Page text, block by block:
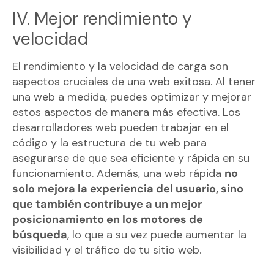
IV. Mejor rendimiento y
velocidad
El rendimiento y la velocidad de carga son
aspectos cruciales de una web exitosa. Al tener
una web a medida, puedes optimizar y mejorar
estos aspectos de manera más efectiva. Los
desarrolladores web pueden trabajar en el
código y la estructura de tu web para
asegurarse de que sea eficiente y rápida en su
funcionamiento. Además, una web rápida no
solo mejora la experiencia del usuario, sino
que también contribuye a un mejor
posicionamiento en los motores de
búsqueda, lo que a su vez puede aumentar la
visibilidad y el tráfico de tu sitio web.